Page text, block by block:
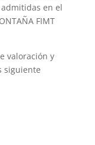
en el
FIMT
valoración y
siguiente